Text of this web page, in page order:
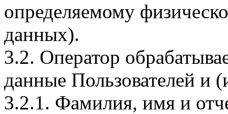
определяемому
данных).
3.2. Оператор
данные Пользователей и
3.2.1. Фамилия, имя и